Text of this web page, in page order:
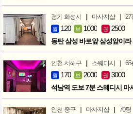
경기 화성시 | 마사지샵 | 27
월 120 보 1000 권 2500
동탄 삼성 바로앞 삼성앞이
인천 서해구 | 스웨디시 | 65
월 170 보 2000 권 3000
석남역 도보 7분 스웨디시 마
인천 중구 | 마사지샵 | 70평